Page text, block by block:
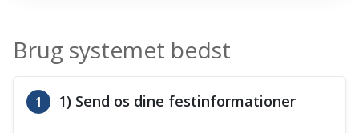
Brug systemet bedst
1 1) Send os dine festinformationer